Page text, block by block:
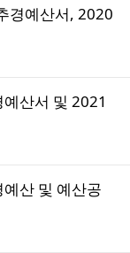
경예산서, 2020
산서 및 2021
산 및 예산공